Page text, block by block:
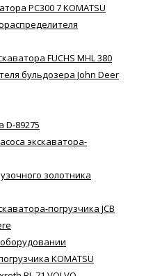
РС300 7 KOMATSU
FUCHS MHL 380
бульдозера John Deer
D-89275
экскаватора-
золотника
погрузчика JCB
KOMATSU